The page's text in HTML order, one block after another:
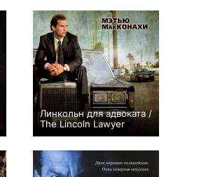
Линкольн для адвоката /
The Lincoln Lawyer
+3